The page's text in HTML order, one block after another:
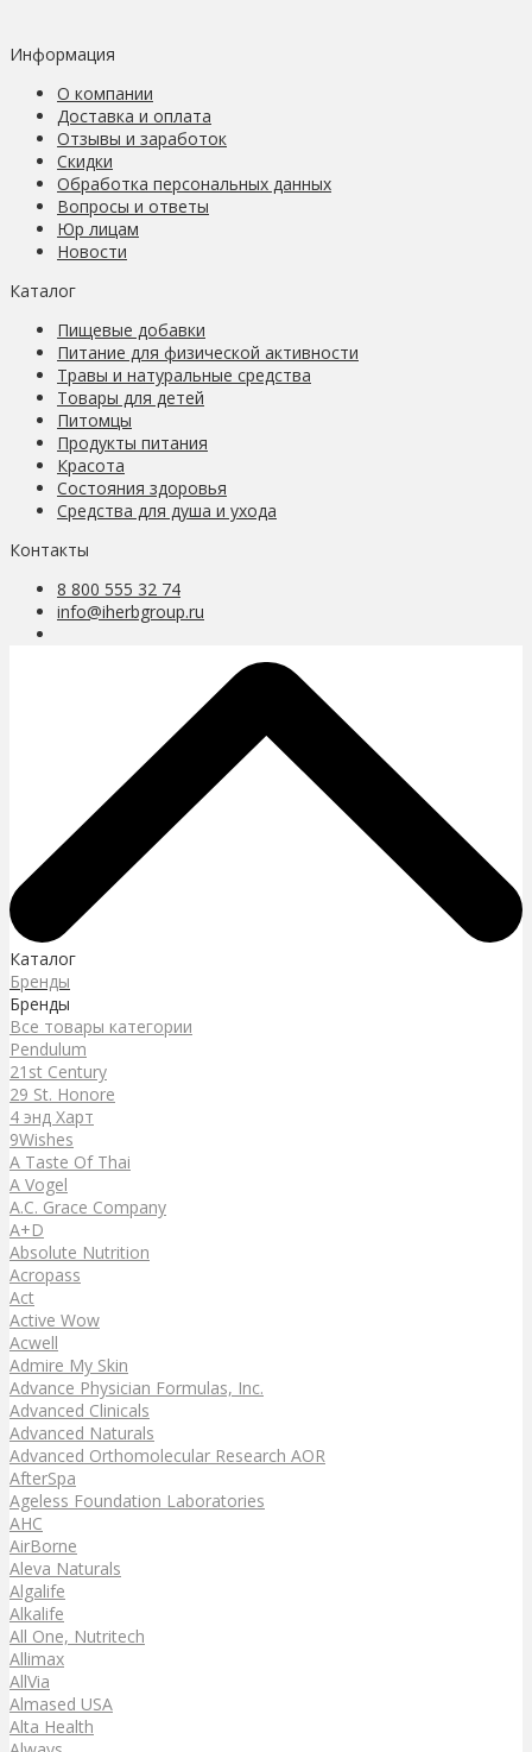
Информация
О компании
Доставка и оплата
Отзывы и заработок
Скидки
Обработка персональных данных
Вопросы и ответы
Юр лицам
Новости
Каталог
Пищевые добавки
Питание для физической активности
Травы и натуральные средства
Товары для детей
Питомцы
Продукты питания
Красота
Состояния здоровья
Средства для душа и ухода
Контакты
8 800 555 32 74
info@iherbgroup.ru
Каталог
Бренды
Бренды
Все товары категории
Pendulum
21st Century
29 St. Honore
4 энд Харт
9Wishes
A Taste Of Thai
A Vogel
A.C. Grace Company
A+D
Absolute Nutrition
Acropass
Act
Active Wow
Acwell
Admire My Skin
Advance Physician Formulas, Inc.
Advanced Clinicals
Advanced Naturals
Advanced Orthomolecular Research AOR
AfterSpa
Ageless Foundation Laboratories
AHC
AirBorne
Aleva Naturals
Algalife
Alkalife
All One, Nutritech
Allimax
AllVia
Almased USA
Alta Health